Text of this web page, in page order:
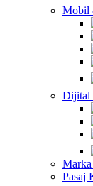
Mobil
Dijital
Marka
Pasaj